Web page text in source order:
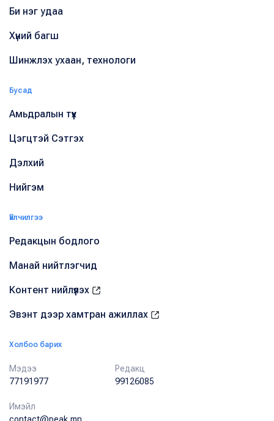
Би нэг удаа
Хүний багш
Шинжлэх ухаан, технологи
Бусад
Амьдралын түүх
Цэгцтэй Сэтгэх
Дэлхий
Нийгэм
Үйлчилгээ
Редакцын бодлого
Манай нийтлэгчид
Контент нийлүүлэх
Эвэнт дээр хамтран ажиллах
Холбоо барих
Мэдээ
77191977
Редакц
99126085
Имэйл